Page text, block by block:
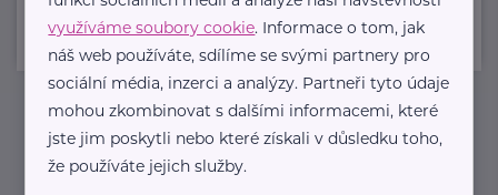
Newsletter
využíváme soubory cookie. Informace o tom, jak
náš web používáte, sdílíme se svými partnery pro
sociální média, inzerci a analýzy. Partneři tyto údaje
mohou zkombinovat s dalšími informacemi, které
jste jim poskytli nebo které získali v důsledku toho,
že používáte jejich služby.